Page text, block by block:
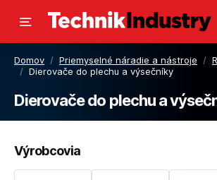
Domov / Priemyselné náradie a nástroje /
/ Dierovače do plechu a výsečníky
Dierovače do plechu a
Výrobcovia